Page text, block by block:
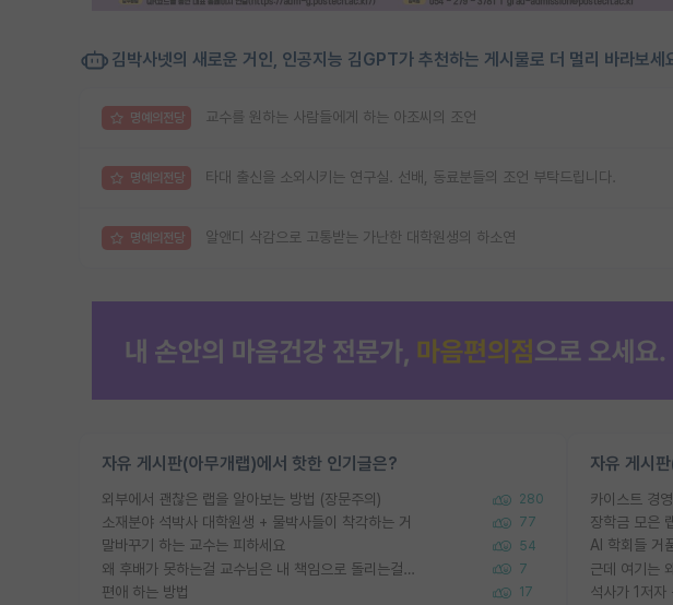
김박사넷의 새로운 거인, 인공지능 김GPT가 추천하는 게시물로 더 멀리 바라보세
명예의전당 교수를 원하는 사람들에게 하는 아조씨의 조언
명예의전당 타대 출신을 소외시키는 연구실. 선배, 동료분들의 조언 부탁드립니다.
명예의전당 알앤디 삭감으로 고통받는 가난한 대학원생의 하소연
자유 게시판(아무개랩)에서 핫한 인기글은?
외부에서 괜찮은 랩을 알아보는 방법 (장문주의) 280
소재분야 석박사 대학원생 + 물박사들이 착각하는 거 77
말바꾸기 하는 교수는 피하세요 54
왜 후배가 못하는걸 교수님은 내 책임으로 돌리는걸까요? 7
편애 하는 방법 17
자유 게시
카이스트 경
장학금 모은
AI 학회들 거
근데 여기는
석사가 1저자